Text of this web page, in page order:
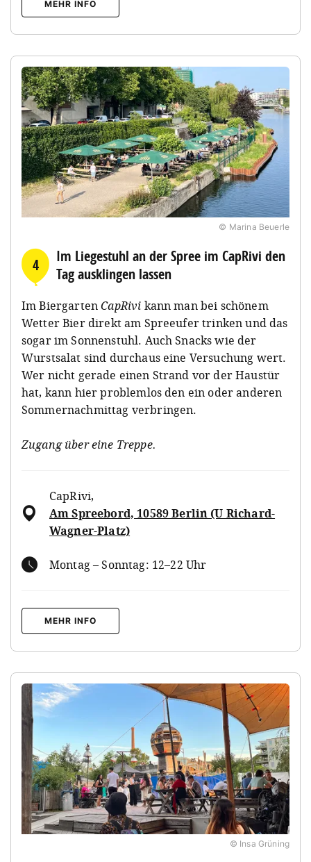
MEHR INFO
© Marina Beuerle
4
Im Liegestuhl an der Spree im CapRivi den
Tag ausklingen lassen
Im BiergartenCapRivi kann man bei schönem
Wetter Bier direkt am Spreeufer trinken und das
sogar im Sonnenstuhl. Auch Snacks wie der
Wurstsalat sind durchaus eine Versuchung wert.
Wer nicht gerade einen Strand vor der Haustür
hat, kann hier problemlos den ein oder anderen
Sommernachmittag verbringen.
Zugang über eine Treppe.
CapRivi,
Am Spreebord, 10589 Berlin (U Richard-
Wagner-Platz)
Montag – Sonntag: 12–22 Uhr
MEHR INFO
© Insa Grüning